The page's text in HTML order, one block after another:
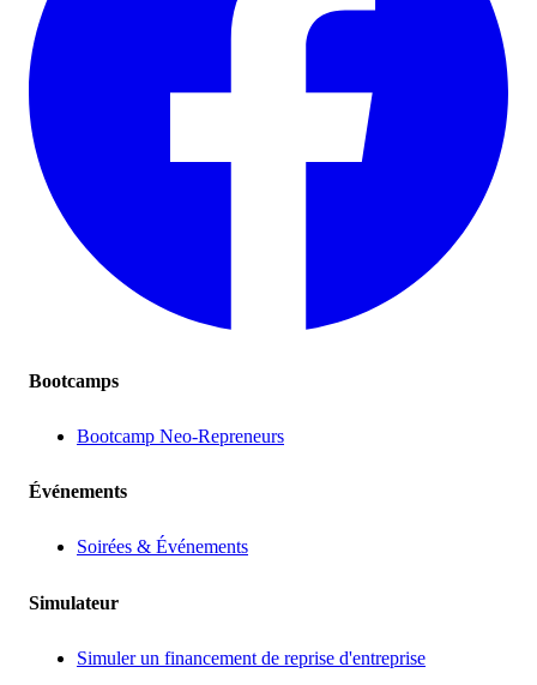
Bootcamps
Bootcamp Neo-Repreneurs
Événements
Soirées & Événements
Simulateur
Simuler un financement de reprise d'entreprise